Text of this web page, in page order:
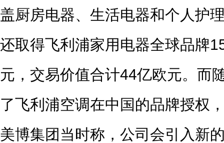
盖厨房电器、生活电器和个人护
还取得飞利浦家用电器全球品牌
元，交易价值合计44亿欧元。而
了飞利浦空调在中国的品牌授权
美博集团当时称，公司会引入新